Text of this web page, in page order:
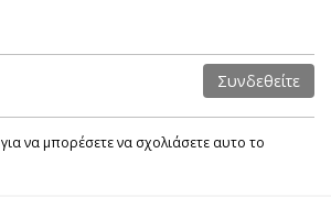
Συνδεθείτε
για να μπορέσετε να σχολιάσετε αυτο το